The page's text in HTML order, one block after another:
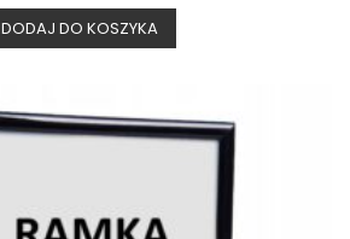
n
i
o
n
a
5
DODAJ DO KOSZYKA